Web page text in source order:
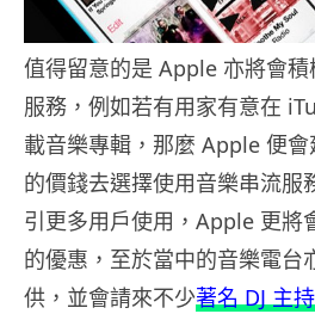
值得留意的是 Apple 亦將會
服務，例如若有用家有意在
載音樂專輯，那麼 Apple 便
的價錢去選擇使用音樂串流服
引更多用戶使用，Apple 更將
的優惠，至於當中的音樂電台
供，並會請來不少著名 DJ 主